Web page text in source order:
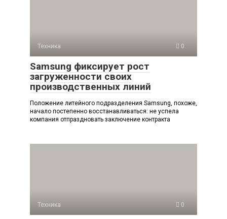
Техника 0
Samsung фиксирует рост
загруженности своих
производственных линий
Положение литейного подразделения Samsung, похоже,
начало постепенно восстанавливаться: не успела
компания отпраздновать заключение контракта
Техника 0